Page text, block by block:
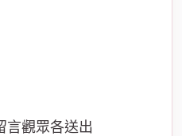
言觀眾各送出